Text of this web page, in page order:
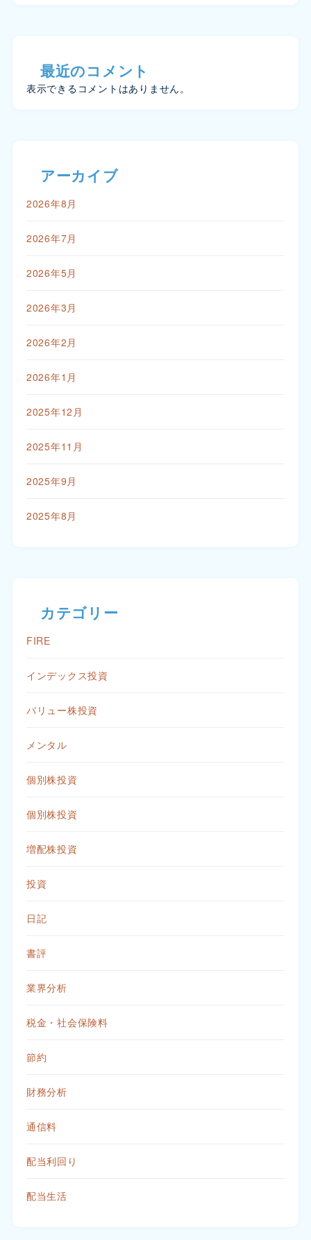
最近のコメント
表示できるコメントはありません。
アーカイブ
2026年8月
2026年7月
2026年5月
2026年3月
2026年2月
2026年1月
2025年12月
2025年11月
2025年9月
2025年8月
カテゴリー
FIRE
インデックス投資
バリュー株投資
メンタル
個別株投資
個別株投資
増配株投資
投資
日記
書評
業界分析
税金・社会保険料
節約
財務分析
通信料
配当利回り
配当生活